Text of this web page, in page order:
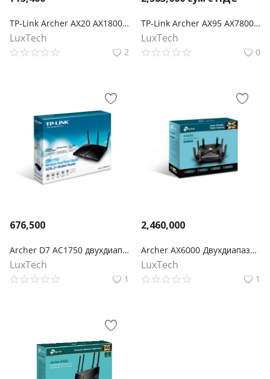
TP-Link Archer AX20 AX1800 Двухдиапазонный Wi‑Fi 6 роутер
LuxTech
2
TP-Link Archer AX95 AX7800 Беспроводной трехдиапазонный мультигигабитный MU-MIMO маршрутизатор Wi-Fi 6 с двумя USB-портами
LuxTech
0
676,500
Archer D7 AC1750 двухдиапазонный беспроводной гигабитный маршрутизатор со встроенным модемом ADSL2+
LuxTech
1
2,460,000
Archer AX6000 Двухдиапазонный гигабитный роутер Wi‑Fi AX6000 с поддержкой Mesh
LuxTech
1